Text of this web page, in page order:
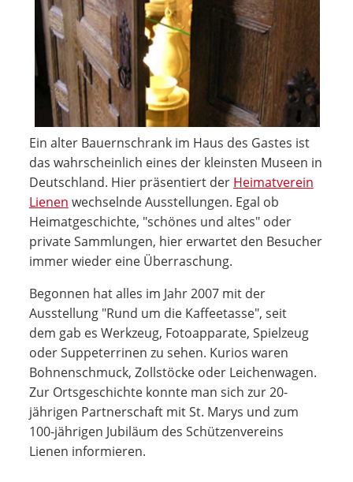
Ein alter Bauernschrank im Haus des Gastes ist
das wahrscheinlich eines der kleinsten Museen in
Deutschland. Hier präsentiert der Heimatverein
Lienen wechselnde Ausstellungen. Egal ob
Heimatgeschichte, "schönes und altes" oder
private Sammlungen, hier erwartet den Besucher
immer wieder eine Überraschung.
Begonnen hat alles im Jahr 2007 mit der
Ausstellung "Rund um die Kaffeetasse", seit
dem gab es Werkzeug, Fotoapparate, Spielzeug
oder Suppeterrinen zu sehen. Kurios waren
Bohnenschmuck, Zollstöcke oder Leichenwagen.
Zur Ortsgeschichte konnte man sich zur 20-
jährigen Partnerschaft mit St. Marys und zum
100-jährigen Jubiläum des Schützenvereins
Lienen informieren.